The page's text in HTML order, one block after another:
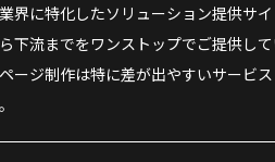
界に特化したソリューション提供サ
下流までをワンストップでご提供し
ージ制作は特に差が出やすいサービ